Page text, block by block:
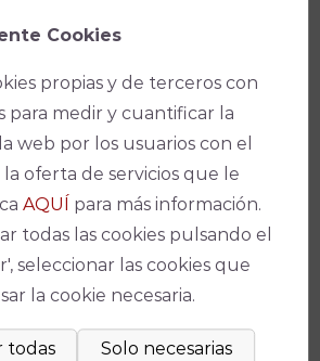
Francisco Prieto
Premio Nacional del
Córdoba, presenta
su disco Sensaciones
Teatro
cordobés Francisco Prieto
este domingo en [...]
Cookies
propias y de terceros con
para medir y cuantificar la
web por los usuarios con el
oferta de servicios que le
AQUÍ para más información.
todas las cookies pulsando el
seleccionar las cookies que
la cookie necesaria.